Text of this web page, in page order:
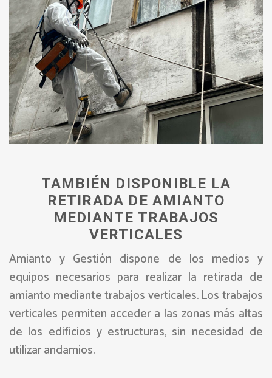
TAMBIÉN DISPONIBLE LA
RETIRADA DE AMIANTO
MEDIANTE TRABAJOS
VERTICALES
Amianto y Gestión dispone de los medios y
equipos necesarios para realizar la retirada de
amianto mediante trabajos verticales. Los trabajos
verticales permiten acceder a las zonas más altas
de los edificios y estructuras, sin necesidad de
utilizar andamios.